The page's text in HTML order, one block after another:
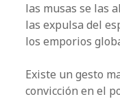
las musas se las
las expulsa del
los emporios
Existe un gesto
convicción en el